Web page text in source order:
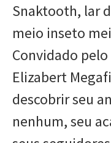
Snaktooth, lar
meio inseto
Convidado
Elizabert
descobrir seu
nenhum, seu